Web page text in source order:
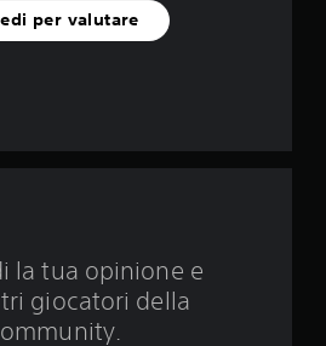
8
per valutare
la tua opinione e
giocatori della